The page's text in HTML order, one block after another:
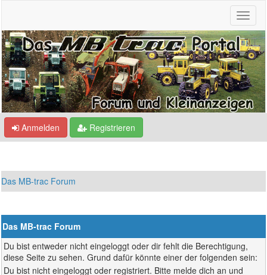
Anmelden Registrieren
Das MB-trac Forum
Das MB-trac Forum
Du bist entweder nicht eingeloggt oder dir fehlt die Berechtigung,
diese Seite zu sehen. Grund dafür könnte einer der folgenden sein:
Du bist nicht eingeloggt oder registriert. Bitte melde dich an und